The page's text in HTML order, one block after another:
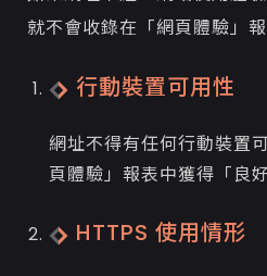
就不會收錄在「網頁體驗」報
行動裝置可用性
網址不得有任何行動裝置
頁體驗」報表中獲得「良
HTTPS 使用情形